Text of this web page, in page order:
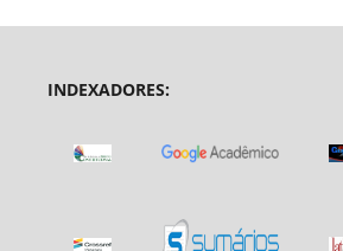
INDEXADORES: